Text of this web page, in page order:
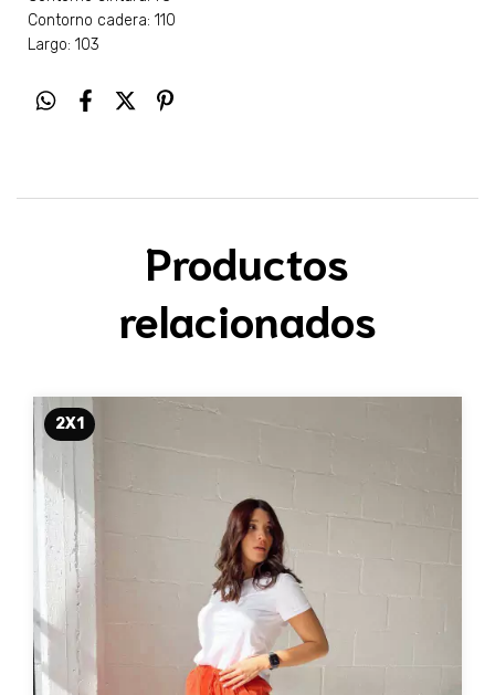
Contorno cadera: 110
Largo: 103
Productos
relacionados
2X1